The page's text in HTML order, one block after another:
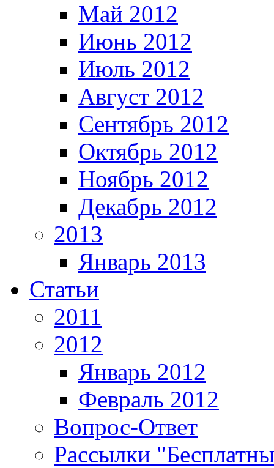
Май 2012
Июнь 2012
Июль 2012
Август 2012
Сентябрь 2012
Октябрь 2012
Ноябрь 2012
Декабрь 2012
2013
Январь 2013
Статьи
2011
2012
Январь 2012
Февраль 2012
Вопрос-Ответ
Рассылки